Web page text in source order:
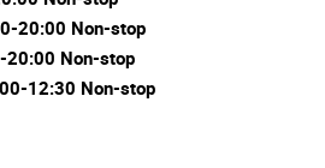
20:00 Non-stop
20:00 Non-stop
12:30 Non-stop